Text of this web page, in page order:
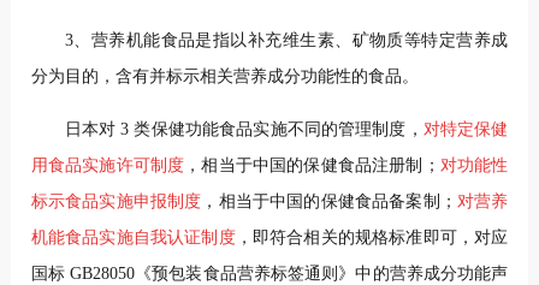
3、营养机能食品是指以补充维生素、矿物质等特定营养成
分为目的，含有并标示相关营养成分功能性的食品。
日本对 3 类保健功能食品实施不同的管理制度， 对特定保健
用食品实施许可制度 ，相当于中国的保健食品注册制； 对功能性
标示食品实施申报制度 ，相当于中国的保健食品备案制； 对营养
机能食品实施自我认证制度，即符合相关的规格标准即可，对应
国标 GB28050《预包装食品营养标签通则》中的营养成分功能声